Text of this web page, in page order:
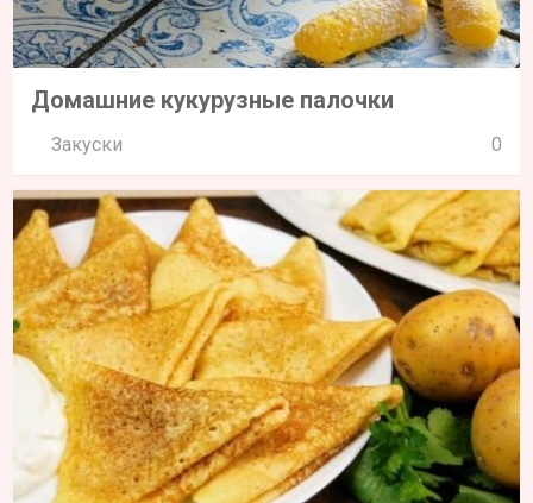
Домашние кукурузные палочки
Закуски 0